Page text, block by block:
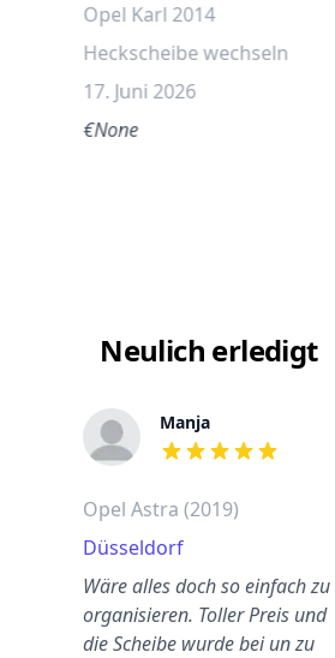
Opel Karl 2014
Heckscheibe wechseln
17. Juni 2026
€None
Neulich erledigt
Manja
out of 5 stars
Opel Astra (2019)
Düsseldorf
Wäre alles doch so einfach zu
organisieren. Toller Preis und
die Scheibe wurde bei un zu